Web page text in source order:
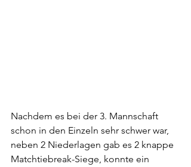
Nachdem es bei der 3. Mannschaft
schon in den Einzeln sehr schwer war,
neben 2 Niederlagen gab es 2 knappe
Matchtiebreak-Siege, konnte ein